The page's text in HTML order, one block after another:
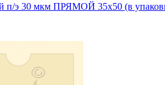
п/э 30 мкм ПРЯМОЙ 35х50 (в